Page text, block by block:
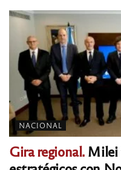
NACIONAL
Gira regional.Milei